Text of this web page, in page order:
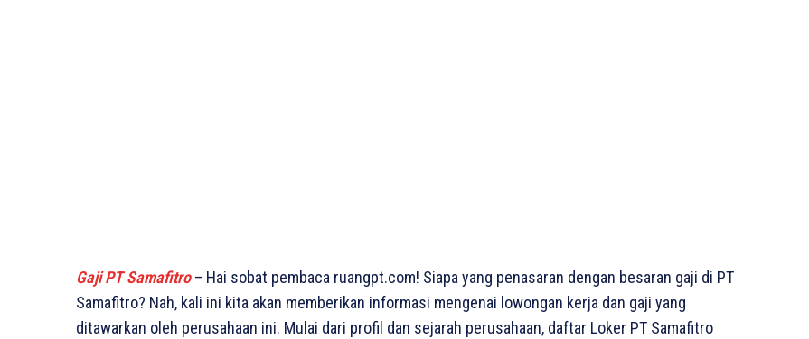
Gaji PT Samafitro– Hai sobat pembaca ruangpt.com! Siapa yang penasaran dengan besaran gaji di PT
Samafitro? Nah, kali ini kita akan memberikan informasi mengenai lowongan kerja dan gaji yang
ditawarkan oleh perusahaan ini. Mulai dari profil dan sejarah perusahaan, daftar Loker PT Samafitro